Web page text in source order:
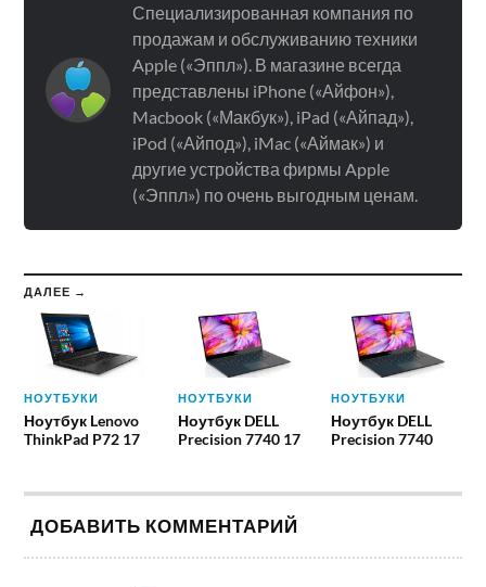
Специализированная компания по
продажам и обслуживанию техники
Apple («Эппл»). В магазине всегда
представлены iPhone («Айфон»),
Macbook («Макбук»), iPad («Айпад»),
iPod («Айпод»), iMac («Аймак») и
другие устройства фирмы Apple
(«Эппл») по очень выгодным ценам.
ДАЛЕЕ →
НОУТБУКИ
Ноутбук Lenovo
ThinkPad P72 17
НОУТБУКИ
Ноутбук DELL
Precision 7740 17
НОУТБУКИ
Ноутбук DELL
Precision 7740
ДОБАВИТЬ КОММЕНТАРИЙ